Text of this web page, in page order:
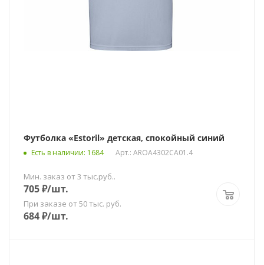
Футболка «Estoril» детская, спокойный синий
Есть в наличии: 1684 Арт.: AROA4302CA01.4
Мин. заказ от 3 тыс.руб..
705₽/шт.
При заказе от 50 тыс. руб.
684₽/шт.